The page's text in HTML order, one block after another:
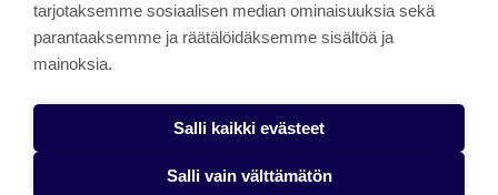
About the site
Käyttöehdot
Saavutettavuusseloste
Alasottoilmoitus
tarjotaksemme sosiaalisen median ominaisuuksia sekä
parantaaksemme ja räätälöidäksemme sisältöä ja
mainoksia.
Salli kaikki evästeet
Salli vain välttämätön